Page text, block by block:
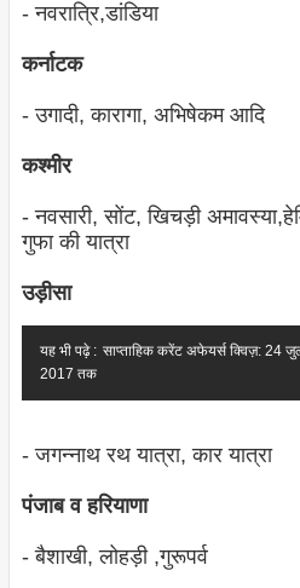
- नवरात्रि,डांडिया
कर्नाटक
- उगादी, कारागा, अभिषेकम आदि
कश्‍मीर
- नवसारी, सोंट, खिचड़ी
गुफा की यात्रा
उड़ीसा
यह भी पढ़े : साप्ताहिक करेंट अफेयर्स क्विज़: 24
2017 तक
- जगन्‍नाथ रथ यात्रा, कार यात्रा
पंजाब व हरियाणा
- बैशाखी, लोहड़ी ,गुरूपर्व